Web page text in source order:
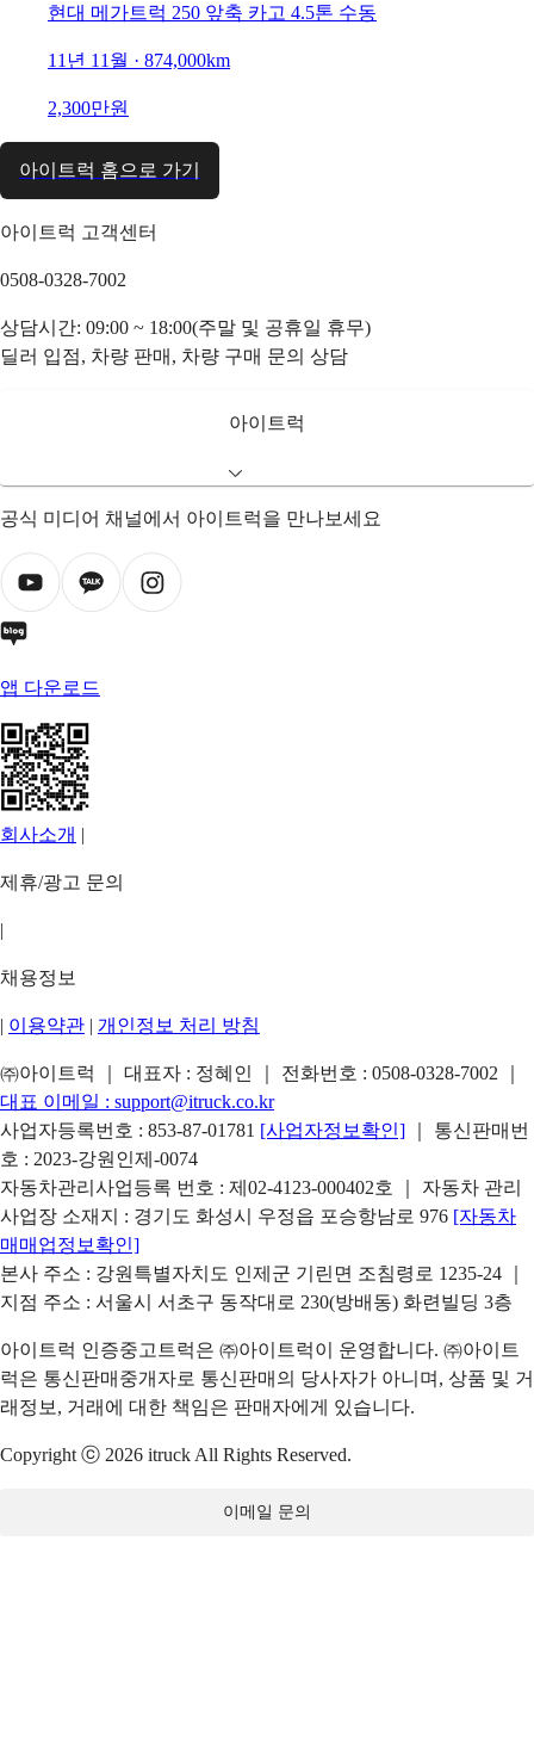
현대 메가트럭 250 앞축 카고 4.5톤 수동
11년 11월 · 874,000km
2,300만원
아이트럭 홈으로 가기
아이트럭 고객센터
0508-0328-7002
상담시간: 09:00 ~ 18:00(주말 및 공휴일 휴무)
딜러 입점, 차량 판매, 차량 구매 문의 상담
아이트럭
공식 미디어 채널에서 아이트럭을 만나보세요
앱 다운로드
회사소개 |
제휴/광고 문의
|
채용정보
| 이용약관 | 개인정보 처리 방침
㈜아이트럭 ｜ 대표자 : 정혜인 ｜ 전화번호 : 0508-0328-7002
대표 이메일 : support@itruck.co.kr
사업자등록번호 : 853-87-01781 [사업자정보확인]
｜ 통신판매번
호 : 2023-강원인제-0074
자동차관리사업등록 번호 : 제02-4123-000402호 ｜ 자동차 관리
사업장 소재지 : 경기도 화성시 우정읍 포승항남로 976 [자동차
매매업정보확인]
본사 주소 : 강원특별자치도 인제군 기린면 조침령로 1235-24 ｜
지점 주소 : 서울시 서초구 동작대로 230(방배동) 화련빌딩 3층
아이트럭 인증중고트럭은 ㈜아이트럭이 운영합니다. ㈜아이트
럭은 통신판매중개자로 통신판매의 당사자가 아니며, 상품 및 거
래정보, 거래에 대한 책임은 판매자에게 있습니다.
Copyright ⓒ 2026 itruck All Rights Reserved.
이메일 문의